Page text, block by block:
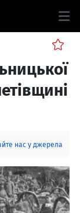
нас у джерела